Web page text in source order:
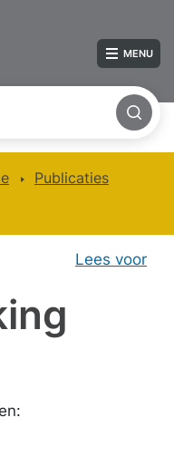
MENU
Publicaties
Lees voor